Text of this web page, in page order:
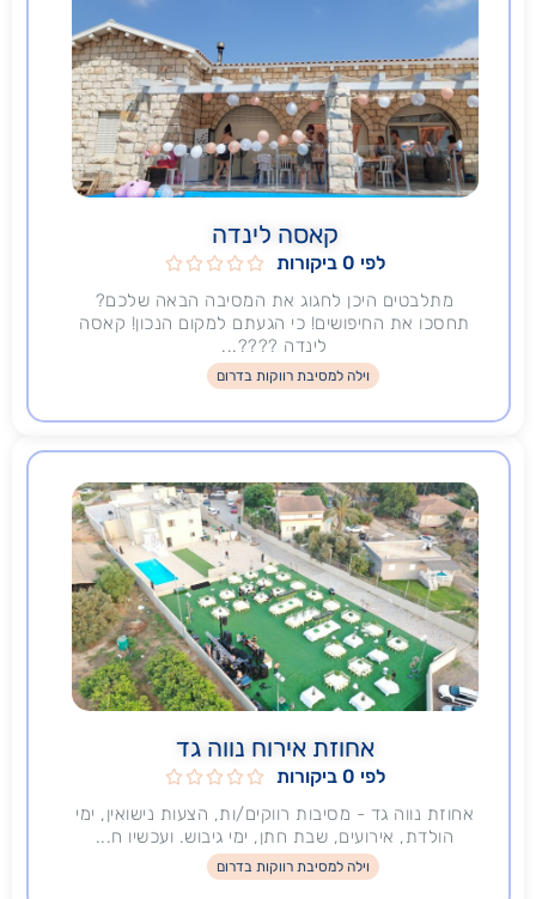
קאסה לינדה
לפי 0 ביקורות 




מתלבטים היכן לחגוג את המסיבה הבאה שלכם?
תחסכו את החיפושים! כי הגעתם למקום הנכון! קאסה
לינדה ????️...
וילה למסיבת רווקות בדרום
אחוזת אירוח נווה גד
לפי 0 ביקורות 




אחוזת נווה גד - מסיבות רווקים/ות, הצעות נישואין, ימי
הולדת, אירועים, שבת חתן, ימי גיבוש. ועכשיו ח...
וילה למסיבת רווקות בדרום